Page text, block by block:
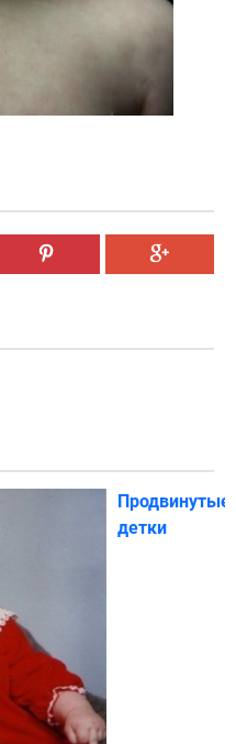
Продвинутые
детки